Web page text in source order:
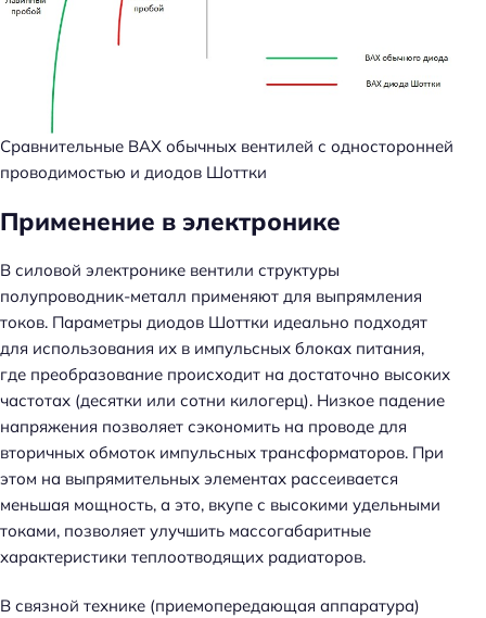
Сравнительные ВАХ обычных вентилей с односторонней
проводимостью и диодов Шоттки
Применение в электронике
В силовой электронике вентили структуры
полупроводник-металл применяют для выпрямления
токов. Параметры диодов Шоттки идеально подходят
для использования их в импульсных блоках питания,
где преобразование происходит на достаточно высоких
частотах (десятки или сотни килогерц). Низкое падение
напряжения позволяет сэкономить на проводе для
вторичных обмоток импульсных трансформаторов. При
этом на выпрямительных элементах рассеивается
меньшая мощность, а это, вкупе с высокими удельными
токами, позволяет улучшить массогабаритные
характеристики теплоотводящих радиаторов.
В связной технике (приемопередающая аппаратура)